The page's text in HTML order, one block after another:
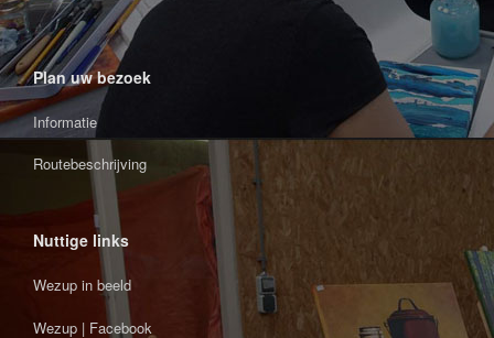
Plan uw bezoek
Informatie
Routebeschrijving
Nuttige links
Wezup in beeld
Wezup | Facebook